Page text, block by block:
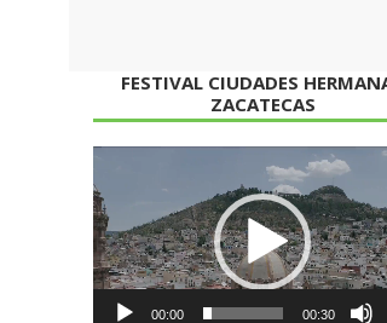
FESTIVAL CIUDADES
ZACATECAS
de
vídeo
00:00 00:30